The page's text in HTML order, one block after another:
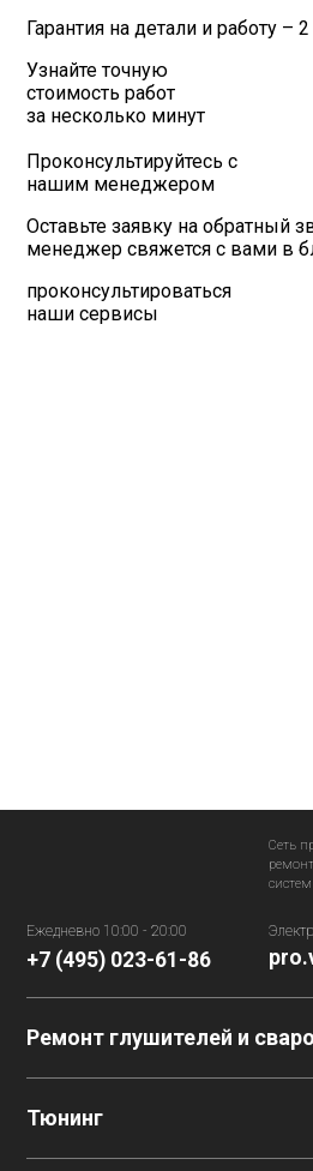
Гарантия на детали и работу – 2
Узнайте точную
стоимость работ
за несколько минут
Проконсультируйтесь с
нашим менеджером
Оставьте заявку на обратный
менеджер свяжется с вами в
проконсультироваться
наши сервисы
Сеть
систем
Ежедневно 10:00 - 20:00
+7 (495) 023-61-86
Ремонт глушителей и
Тюнинг